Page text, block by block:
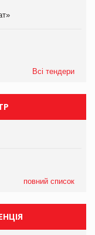
Всі тендери
повний список